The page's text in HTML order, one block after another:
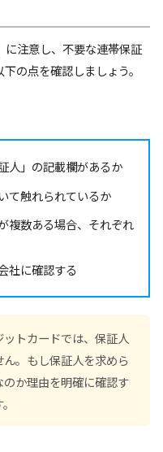
注意し、不要な連帯保証
の点を確認しましょう。
人」の記載欄があるか
て触れられているか
複数ある場合、それぞれ
社に確認する
トカードでは、保証人
。もし保証人を求めら
か理由を明確に確認す